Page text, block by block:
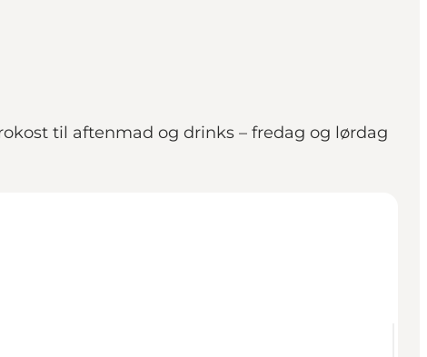
til aftenmad og drinks – fredag og lørdag